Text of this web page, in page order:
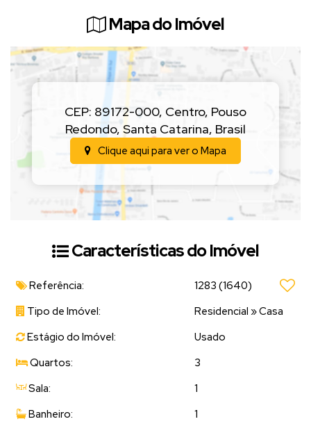
essa oportunidade de morar em um imóvel incrível e bem localizado.
Mapa do Imóvel
CEP: 89172-000, Centro, Pouso
Redondo,Santa Catarina, Brasil
Clique aqui para ver o Mapa
Características do Imóvel
Referência: 1283 (1640)
Tipo de Imóvel:
Residencial »Casa
Estágio do Imóvel:
Usado
Quartos:
3
Sala:
1
Banheiro:
1